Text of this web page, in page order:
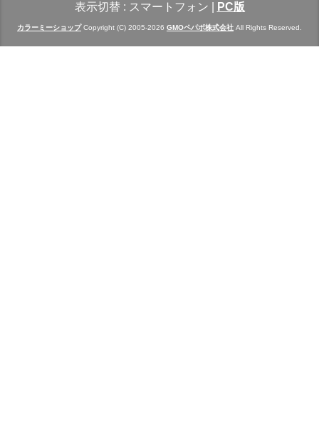
表示切替 : スマートフォン PC版
カラーミーショップCopyright (C) 2005-2026 GMOペパボ株式会社 All Rights Reserved.